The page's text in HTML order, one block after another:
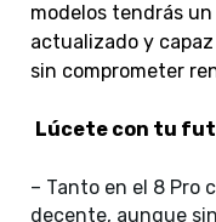
modelos tendrás
actualizado y
sin comprometer
Lúcete con tu
– Tanto en el 8 Pro
decente, aunque